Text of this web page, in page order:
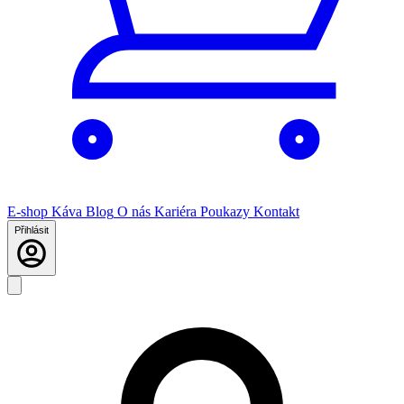
E-shop Káva Blog O nás Kariéra Poukazy Kontakt
Přihlásit